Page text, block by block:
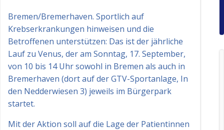
Bremen/Bremerhaven. Sportlich auf
Krebserkrankungen hinweisen und die
Betroffenen unterstützen: Das ist der jährliche
Lauf zu Venus, der am Sonntag, 17. September,
von 10 bis 14 Uhr sowohl in Bremen als auch in
Bremerhaven (dort auf der GTV-Sportanlage, In
den Nedderwiesen 3) jeweils im Bürgerpark
startet.
Mit der Aktion soll auf die Lage der Patientinnen